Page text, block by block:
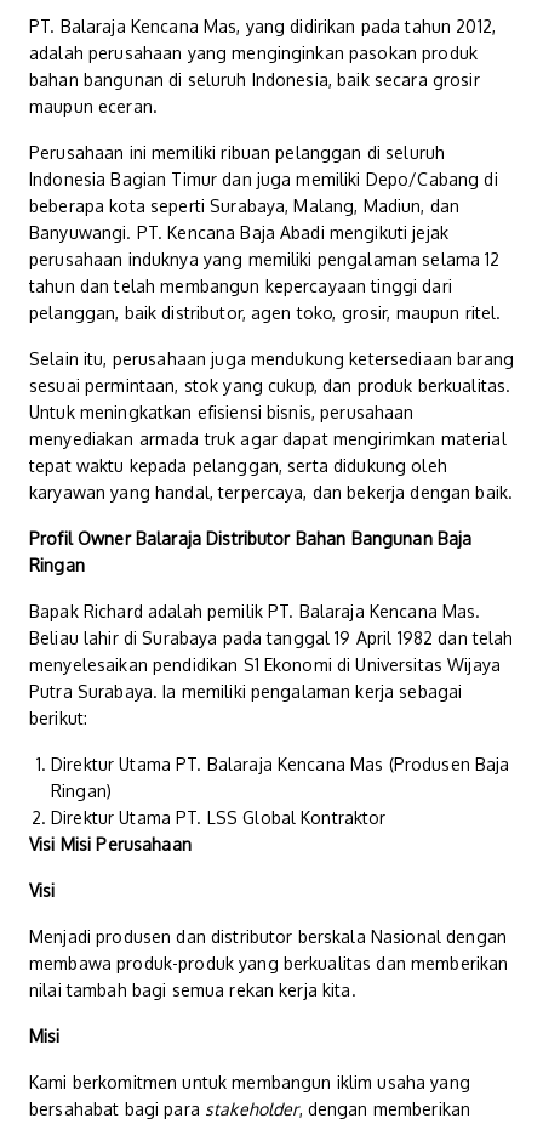
PT. Balaraja Kencana Mas, yang didirikan pada tahun 2012,
adalah perusahaan yang menginginkan pasokan produk
bahan bangunan di seluruh Indonesia, baik secara grosir
maupun eceran.
Perusahaan ini memiliki ribuan pelanggan di seluruh
Indonesia Bagian Timur dan juga memiliki Depo/Cabang di
beberapa kota seperti Surabaya, Malang, Madiun, dan
Banyuwangi. PT. Kencana Baja Abadi mengikuti jejak
perusahaan induknya yang memiliki pengalaman selama 12
tahun dan telah membangun kepercayaan tinggi dari
pelanggan, baik distributor, agen toko, grosir, maupun ritel.
Selain itu, perusahaan juga mendukung ketersediaan barang
sesuai permintaan, stok yang cukup, dan produk berkualitas.
Untuk meningkatkan efisiensi bisnis, perusahaan
menyediakan armada truk agar dapat mengirimkan material
tepat waktu kepada pelanggan, serta didukung oleh
karyawan yang handal, terpercaya, dan bekerja dengan baik.
Profil Owner Balaraja Distributor Bahan Bangunan Baja
Ringan
Bapak Richard adalah pemilik PT. Balaraja Kencana Mas.
Beliau lahir di Surabaya pada tanggal 19 April 1982 dan telah
menyelesaikan pendidikan S1 Ekonomi di Universitas Wijaya
Putra Surabaya. Ia memiliki pengalaman kerja sebagai
berikut:
Direktur Utama PT. Balaraja Kencana Mas (Produsen Baja
Ringan)
Direktur Utama PT. LSS Global Kontraktor
Visi Misi Perusahaan
Visi
Menjadi produsen dan distributor berskala Nasional dengan
membawa produk-produk yang berkualitas dan memberikan
nilai tambah bagi semua rekan kerja kita.
Misi
Kami berkomitmen untuk membangun iklim usaha yang
bersahabat bagi para stakeholder, dengan memberikan